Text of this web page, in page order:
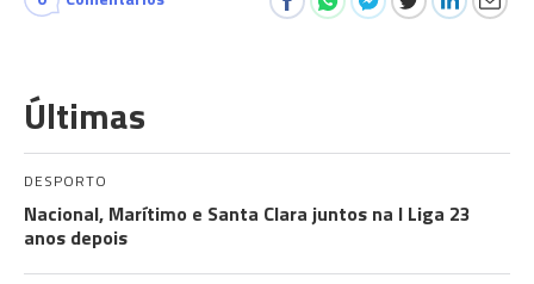
Últimas
DESPORTO
Nacional, Marítimo e Santa Clara juntos na I Liga 23
anos depois